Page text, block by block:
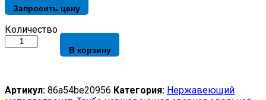
Запросить цену
Труба
сварная
нержавеющая
304
75х42х1,5х6000
Количество
В корзину
Артикул: 86a54be20956 Категория: Нержавеющий